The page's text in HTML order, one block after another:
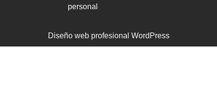
personal
Diseño web profesional WordPress